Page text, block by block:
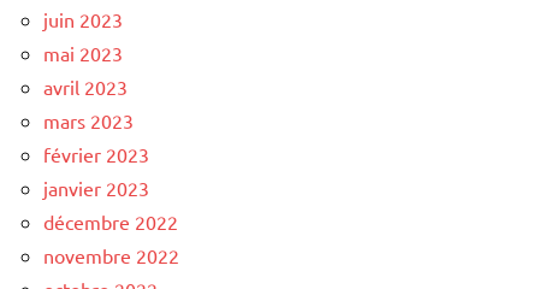
juin 2023
mai 2023
avril 2023
mars 2023
février 2023
janvier 2023
décembre 2022
novembre 2022